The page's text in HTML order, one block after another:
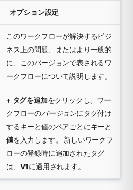
オプション設定
このワークフローが解決するビジ
ネス上の問題、またはより一般的
に、このバージョンで表されるワ
ークフローについて説明します。
+ タグを追加をクリックし、ワー
クフローのバージョンにタグ付け
するキーと値のペアごとにキーと
値を入力します。 新しいワークフ
ローの登録時に追加されたタグ
は、 V1に適用されます。